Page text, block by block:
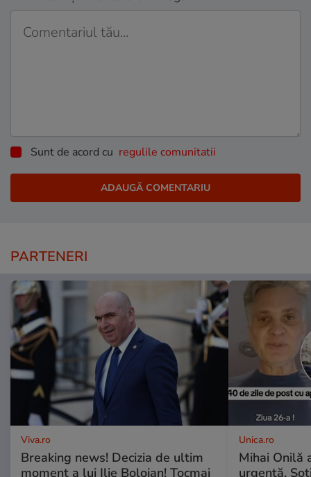
Sunt de acord cu regulile comunitatii
PARTENERI
Viva.ro
Breaking news! Decizia de ultim
moment a lui Ilie Bolojan! Tocmai
Unica.ro
Mihai Onilă
urgență.